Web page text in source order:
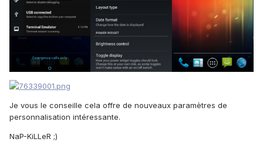
Je vous le conseille cela offre de nouveaux paramètres de
personnalisation intéressante.
NaP-KiLLeR ;)